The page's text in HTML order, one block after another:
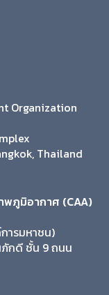
Organization
Thailand
ภูมิอากาศ (CAA)
ารมหาชน)
ภักดี ชั้น 9 ถนน